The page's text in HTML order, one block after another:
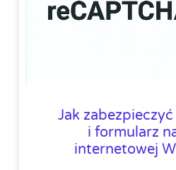
Jak
i formularz
internetowej